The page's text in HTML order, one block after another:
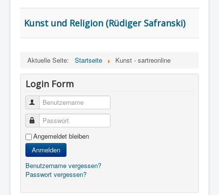
Kunst und Religion (Rüdiger Safranski)
Aktuelle Seite: Startseite Kunst - sartreonline
Login Form
Benutzername
Passwort
Angemeldet bleiben
Anmelden
Benutzername vergessen?
Passwort vergessen?